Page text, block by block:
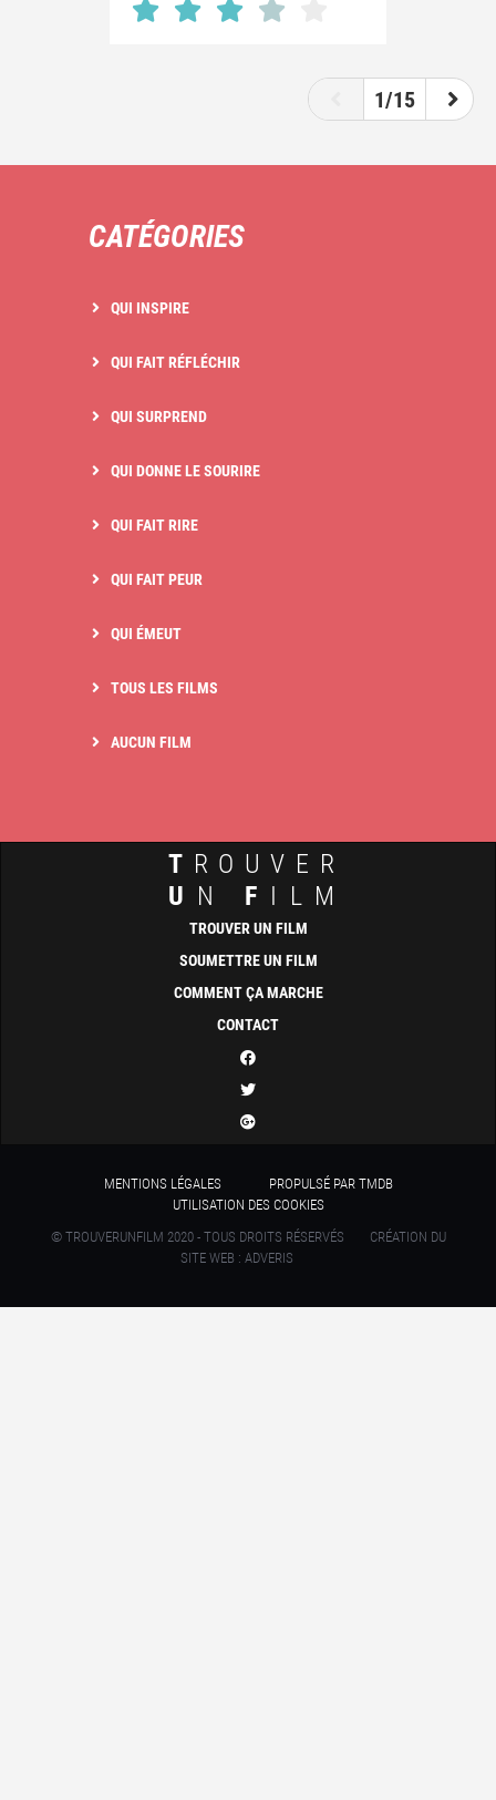
1/15
CATÉGORIES
QUI INSPIRE
QUI FAIT RÉFLÉCHIR
QUI SURPREND
QUI DONNE LE SOURIRE
QUI FAIT RIRE
QUI FAIT PEUR
QUI ÉMEUT
TOUS LES FILMS
AUCUN FILM
T ROUVER
U N F ILM
TROUVER UN FILM
SOUMETTRE UN FILM
COMMENT ÇA MARCHE
CONTACT
MENTIONS LÉGALES
PROPULSÉ PAR TMDB
UTILISATION DES COOKIES
© TROUVERUNFILM 2020 - TOUS DROITS RÉSERVÉS
CRÉATION DU
SITE WEB : ADVERIS